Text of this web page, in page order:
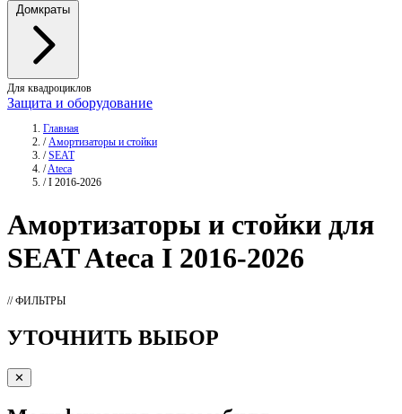
Домкраты
Для квадроциклов
Защита и оборудование
Главная
/ Амортизаторы и стойки
/ SEAT
/Ateca
/ I 2016-2026
Амортизаторы и стойки для
SEAT Ateca I 2016-2026
// ФИЛЬТРЫ
УТОЧНИТЬ ВЫБОР
✕